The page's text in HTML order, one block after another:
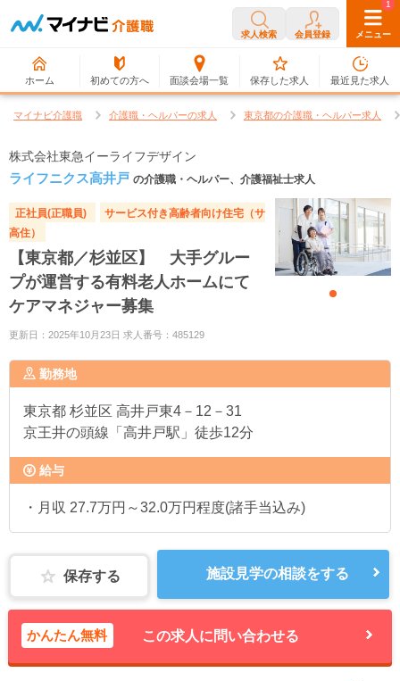
求人検索 会員登録 メニュー
ホーム 初めての方へ 面談会場一覧
0
保存した求人
1
最近見た求人
マイナビ介護職 介護職・ヘルパーの求人 東京都の介護職・ヘルパー求人
株式会社東急イーライフデザイン
ライフニクス高井戸 の介護職・ヘルパー、介護福祉士求人
正社員(正職員)
サービス付き高齢者向け住宅（サ
高住）
【東京都／杉並区】 大手グルー
プが運営する有料老人ホームにて
ケアマネジャー募集
更新日：2025年10月23日 求人番号：485129
勤務地
東京都 杉並区 高井戸東4－12－31
京王井の頭線「高井戸駅」徒歩12分
給与
・月収 27.7万円～32.0万円程度(諸手当込み)
保存する 施設見学の相談をする
かんたん無料 この求人に問い合わせる